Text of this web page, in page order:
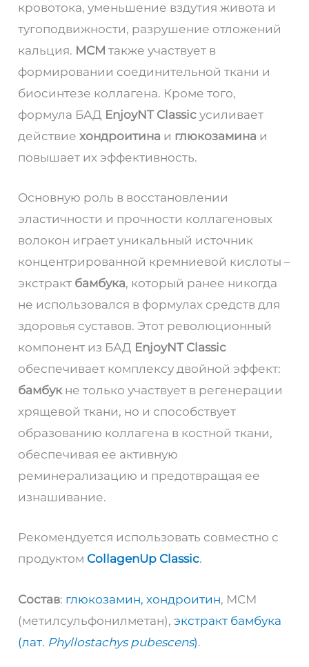
кровотока, уменьшение вздутия живота и
тугоподвижности, разрушение отложений
кальция. МСМ также участвует в
формировании соединительной ткани и
биосинтезе коллагена. Кроме того,
формула БАД EnjoyNT Classic усиливает
действиехондроитина и глюкозамина и
повышает их эффективность.
Основную роль в восстановлении
эластичности и прочности коллагеновых
волокон играет уникальный источник
концентрированной кремниевой кислоты –
экстракт бамбука, который ранее никогда
не использовался в формулах средств для
здоровья суставов. Этот революционный
компонент из БАД EnjoyNT Classic
обеспечивает комплексу двойной эффект:
бамбукне только участвует в регенерации
хрящевой ткани, но и способствует
образованию коллагена в костной ткани,
обеспечивая ее активную
реминерализацию и предотвращая ее
изнашивание.
Рекомендуется использовать совместно с
продуктом CollagenUp Classic.
Состав: глюкозамин, хондроитин, МСМ
(метилсульфонилметан),экстракт бамбука
(лат. Phyllostachys pubescens).